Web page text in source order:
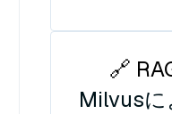
🔗
Milvus